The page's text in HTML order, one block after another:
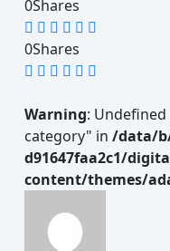
0Shares
0Shares
Warning:
category" in /data/b/
d91647faa2c1/
content/themes/